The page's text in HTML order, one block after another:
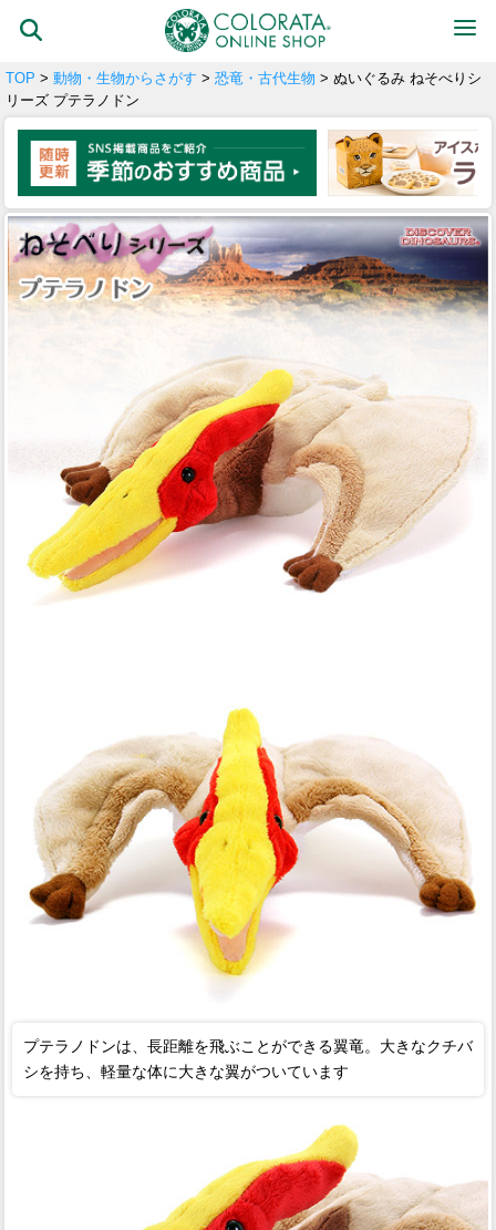
TOP > 動物・生物からさがす > 恐竜・古代生物 > ぬいぐるみ ねそべりシ
リーズ プテラノドン
プテラノドンは、長距離を飛ぶことができる翼竜。大きなクチバ
シを持ち、軽量な体に大きな翼がついています